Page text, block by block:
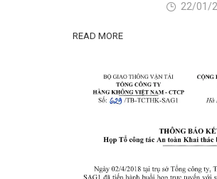
22/01/
READ MORE